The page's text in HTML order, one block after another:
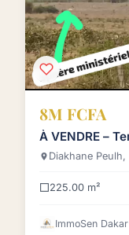
8M FCFA
À VENDRE –
Diakhane
225.00 m²
ImmoSen Dakar